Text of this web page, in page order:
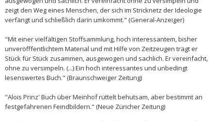
zeigt den Weg eines Menschen, der sich im Stricknetz der Ideologie
verfängt und schließlich darin umkommt." (General-Anzeiger)
"Mit einer vielfältigen Stoffsammlung, hoch interessantem, bisher
unveröfffentlichtem Material und mit Hilfe von Zeitzeugen trägt er
Stück für Stück zusammen, ausgewogen und sachlich. Er vereinfacht,
ohne zu versimpeln. (...) Ein hoch interessantes und unbedingt
lesenswertes Buch." (Braunschweiger Zeitung)
"Alois Prinz' Buch über Meinhof rüttelt behutsam, aber bestimmt an
festgefahrenen Feindbildern." (Neue Züricher Zeitung)